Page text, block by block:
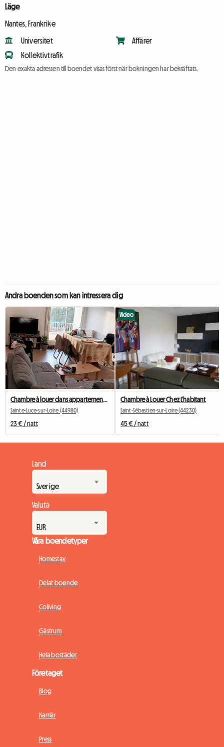
Läge
Nantes, Frankrike
Universitet
Kollektivtrafik
Affärer
Den exakta adressen till boendet visas först när bokningen har bekräftats.
Andra boenden som kan intressera dig
Sainte-Luce-sur-Loire (44980)
23 € / natt
Video
Chambre à Louer Chez L'habitant
Saint-Sébastien-sur-Loire (44230)
45 € / natt
Land
Valuta
Våra boendetyper
Homestay
Delat boende
Coliving
Gästrum
Hela bostäder
Företaget
Blog
Karriär
Press